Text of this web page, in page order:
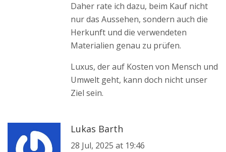
Daher rate ich dazu, beim Kauf nicht
nur das Aussehen, sondern auch die
Herkunft und die verwendeten
Materialien genau zu prüfen.
Luxus, der auf Kosten von Mensch und
Umwelt geht, kann doch nicht unser
Ziel sein.
Lukas Barth
28 Jul, 2025 at 19:46